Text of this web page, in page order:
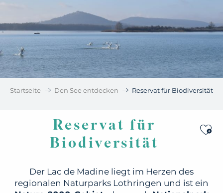
Startseite Den See entdecken Reservat für Biodiversität
Reservat für
Biodiversität
Der Lac de Madine liegt im Herzen des
regionalen Naturparks Lothringen und ist ein